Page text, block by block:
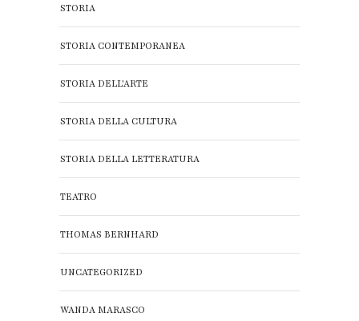
STORIA
STORIA CONTEMPORANEA
STORIA DELL'ARTE
STORIA DELLA CULTURA
STORIA DELLA LETTERATURA
TEATRO
THOMAS BERNHARD
UNCATEGORIZED
WANDA MARASCO